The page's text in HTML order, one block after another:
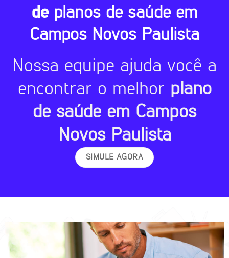
de planos de saúde em
Campos Novos Paulista
Nossa equipe ajuda você a
encontrar o melhor plano
de saúde em Campos
Novos Paulista
SIMULE AGORA